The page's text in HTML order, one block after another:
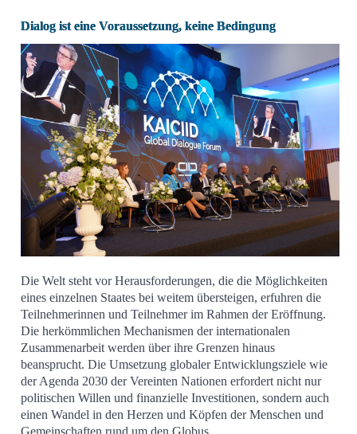
Dialog ist eine Voraussetzung, keine Bedingung
Die Welt steht vor Herausforderungen, die die Möglichkeiten
eines einzelnen Staates bei weitem übersteigen, erfuhren die
Teilnehmerinnen und Teilnehmer im Rahmen der Eröffnung.
Die herkömmlichen Mechanismen der internationalen
Zusammenarbeit werden über ihre Grenzen hinaus
beansprucht. Die Umsetzung globaler Entwicklungsziele wie
der Agenda 2030 der Vereinten Nationen erfordert nicht nur
politischen Willen und finanzielle Investitionen, sondern auch
einen Wandel in den Herzen und Köpfen der Menschen und
Gemeinschaften rund um den Globus.